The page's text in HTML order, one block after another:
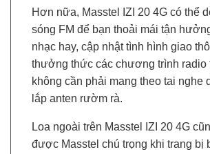
Hơn nữa, Masstel IZI 20 4G có thể
sóng FM để bạn thoải mái tận
nhạc hay, cập nhật tình hình giao
thưởng thức các chương trình radio
không cần phải mang theo tai nghe
lắp anten rườm rà.
Loa ngoài trên Masstel IZI 20 4G
được Masstel chú trọng khi trang bị